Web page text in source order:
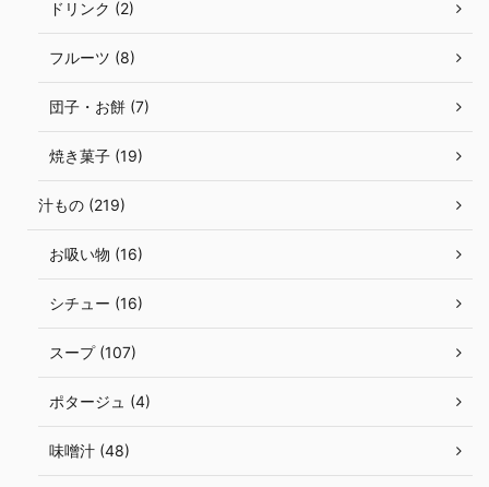
ドリンク (2)
フルーツ (8)
団子・お餅 (7)
焼き菓子 (19)
汁もの (219)
お吸い物 (16)
シチュー (16)
スープ (107)
ポタージュ (4)
味噌汁 (48)